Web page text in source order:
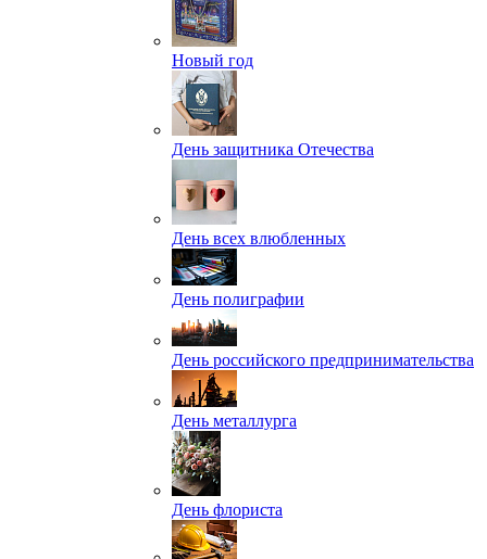
Новый год
День защитника Отечества
День всех влюбленных
День полиграфии
День российского предпринимательства
День металлурга
День флориста